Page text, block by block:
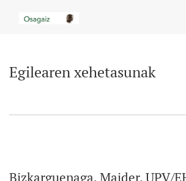
Egilearen xehetasunak
Bizkarguenaga, Maider, UPV/